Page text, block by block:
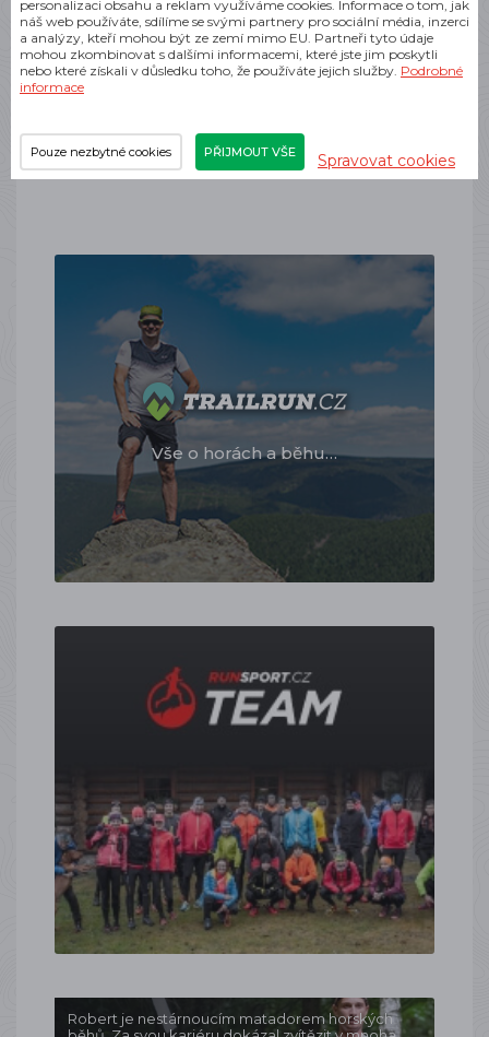
Salomon GRVL – svoboda, která začíná tam,
kde končí asfalt
Každý běžec to zná Vyrazíš z domu po chodníku,
po pár kilometrech tě cesta zavede na
volbou – buď si boty užijí pohodlný asfalt, nebo
odolají…
Vše o horách a běhu…
Robert je nestárnoucím matadorem horských
personalizaci obsahu a reklam využíváme cookies. Informace o tom, jak
náš web používáte, sdílíme se svými partnery pro sociální média, inzerci
a analýzy, kteří mohou být ze zemí mimo EU. Partneři tyto údaje
mohou zkombinovat s dalšími informacemi, které jste jim poskytli
nebo které získali v důsledku toho, že používáte jejich služby. Podrobné
informace
Pouze nezbytné cookies PŘIJMOUT VŠE Spravovat cookies